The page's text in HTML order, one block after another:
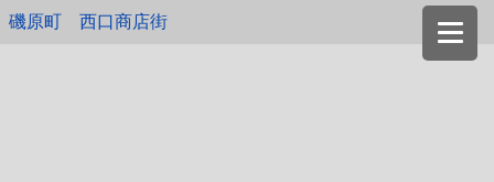
磯原町 西口商店街